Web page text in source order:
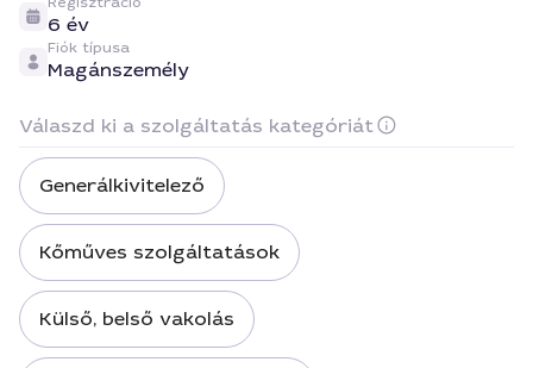
6 év
Fiók típusa
Magánszemély
Válaszd ki a szolgáltatás kategóriát
Generálkivitelező
Kőműves szolgáltatások
Külső, belső vakolás